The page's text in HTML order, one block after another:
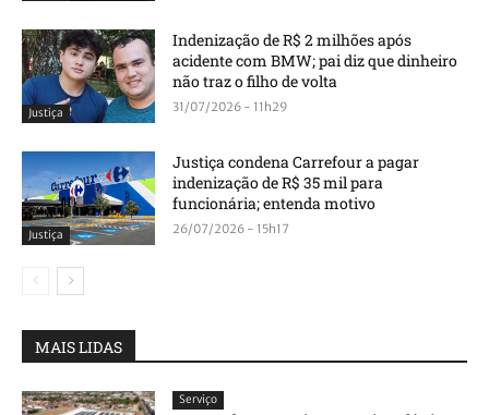
Justiça
Indenização de R$ 2 milhões após
acidente com BMW; pai diz que dinheiro
não traz o filho de volta
31/07/2026 - 11h29
Justiça
Justiça condena Carrefour a pagar
indenização de R$ 35 mil para
funcionária; entenda motivo
26/07/2026 - 15h17
MAIS LIDAS
Serviço